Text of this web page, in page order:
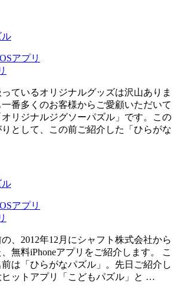
ル
アプリ
ているオリジナルグッズは沢山ありま
番多くのお客様からご愛顧いただいて
リジナルジグソーパズル」です。この
として、この前ご紹介した「ひらがな
ル
アプリ
、2012年12月にシャフト株式会社から
無料iPhoneアプリをご紹介します。 こ
は「ひらがなパズル」。先日ご紹介し
ヒットアプリ「こどもパズル」と …